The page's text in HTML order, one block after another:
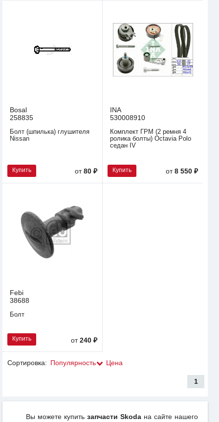
Bosal
258835
Болт (шпилька) глушителя
Nissan
Купить от80 ₽
INA
530008910
Комплект ГРМ (2 ремня 4
ролика болты) Octavia Polo
седан IV
Купить от8 550 ₽
Febi
38688
Болт
Купить от240 ₽
Сортировка: Популярность Цена
1
Вы можете купить запчасти Skoda на сайте нашего